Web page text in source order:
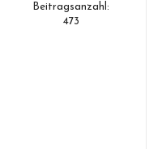
Beitragsanzahl:
473